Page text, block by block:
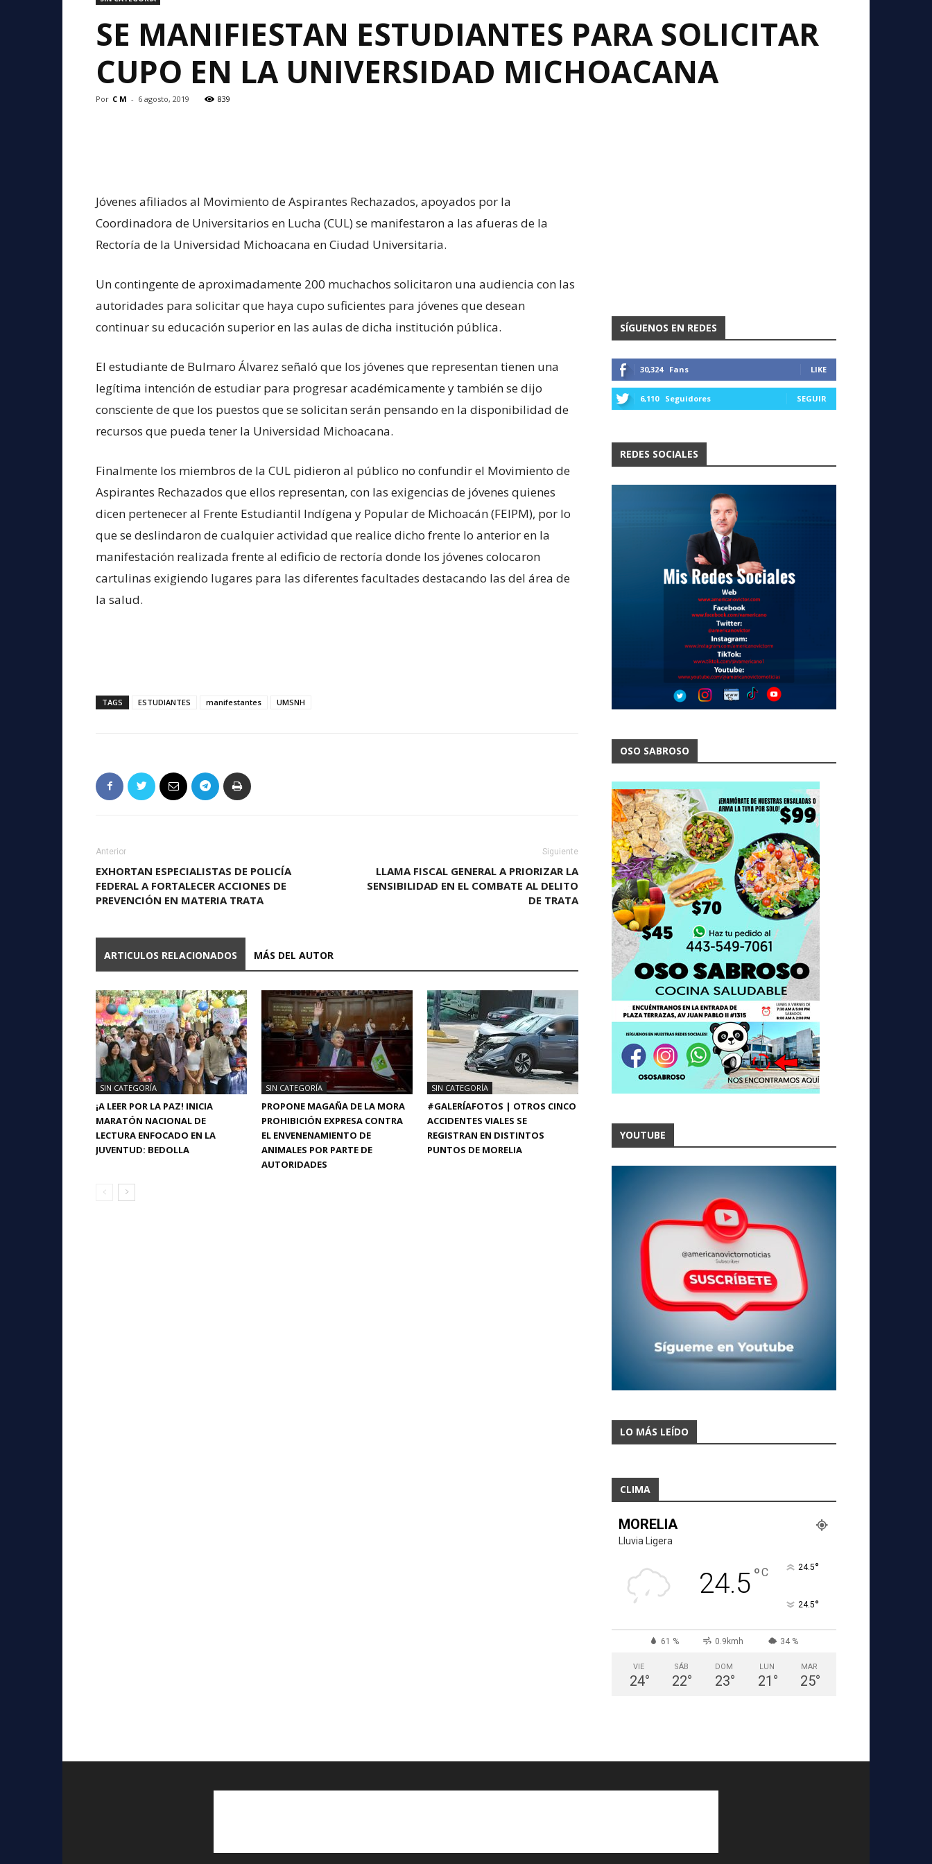
SE MANIFIESTAN ESTUDIANTES PARA SOLICITAR
CUPO EN LA UNIVERSIDAD MICHOACANA
Por C M - 6 agosto, 2019 839
Jóvenes afiliados al Movimiento de Aspirantes Rechazados, apoyados por la
Coordinadora de Universitarios en Lucha (CUL) se manifestaron a las afueras de la
Rectoría de la Universidad Michoacana en Ciudad Universitaria.
Un contingente de aproximadamente 200 muchachos solicitaron una audiencia con las
autoridades para solicitar que haya cupo suficientes para jóvenes que desean
continuar su educación superior en las aulas de dicha institución pública.
El estudiante de Bulmaro Álvarez señaló que los jóvenes que representan tienen una
legítima intención de estudiar para progresar académicamente y también se dijo
consciente de que los puestos que se solicitan serán pensando en la disponibilidad de
recursos que pueda tener la Universidad Michoacana.
Finalmente los miembros de la CUL pidieron al público no confundir el Movimiento de
Aspirantes Rechazados que ellos representan, con las exigencias de jóvenes quienes
dicen pertenecer al Frente Estudiantil Indígena y Popular de Michoacán (FEIPM), por lo
que se deslindaron de cualquier actividad que realice dicho frente lo anterior en la
manifestación realizada frente al edificio de rectoría donde los jóvenes colocaron
cartulinas exigiendo lugares para las diferentes facultades destacando las del área de
la salud.
TAGS ESTUDIANTES manifestantes UMSNH
Anterior
EXHORTAN ESPECIALISTAS DE POLICÍA
FEDERAL A FORTALECER ACCIONES DE
PREVENCIÓN EN MATERIA TRATA
Siguiente
LLAMA FISCAL GENERAL A PRIORIZAR LA
SENSIBILIDAD EN EL COMBATE AL DELITO
DE TRATA
ARTICULOS RELACIONADOS MÁS DEL AUTOR
SIN CATEGORÍA
¡A LEER POR LA PAZ! INICIA
MARATÓN NACIONAL DE
LECTURA ENFOCADO EN LA
JUVENTUD: BEDOLLA
SIN CATEGORÍA
PROPONE MAGAÑA DE LA MORA
PROHIBICIÓN EXPRESA CONTRA
EL ENVENENAMIENTO DE
ANIMALES POR PARTE DE
AUTORIDADES
SIN CATEGORÍA
#GALERÍAFOTOS | OTROS CINCO
ACCIDENTES VIALES SE
REGISTRAN EN DISTINTOS
PUNTOS DE MORELIA
SÍGUENOS EN REDES
30,324 Fans LIKE
6,110 Seguidores SEGUIR
REDES SOCIALES
OSO SABROSO
YOUTUBE
LO MÁS LEÍDO
CLIMA
MORELIA
Lluvia Ligera
24.5°C 24.5°
24.5°
61 % 0.9kmh 34 %
VIE
24°
SÁB
22°
DOM
23°
LUN
21 °
MAR
25°